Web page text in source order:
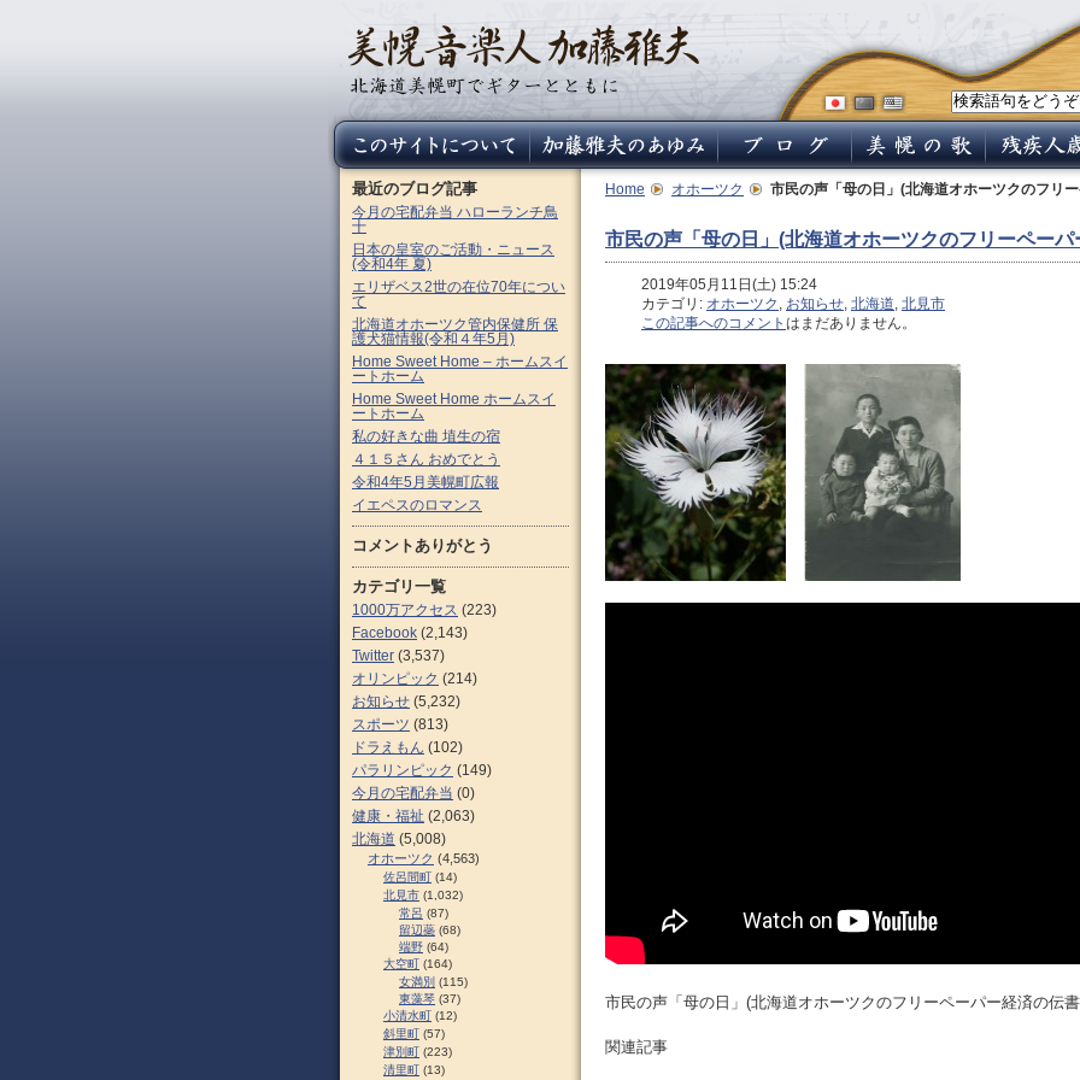
Home オホーツク 市民の声「母の日」(北海道オホーツクのフリ
市民の声「母の日」(北海道オホーツクのフリーペー
2019年05月11日(土) 15:24
カテゴリ: オホーツク , お知らせ, 北海道, 北見市
この記事へのコメント はまだありません。
市民の声「母の日」(北海道オホーツクのフリーペーパー経済の伝
関連記事
最近のブログ記事
今月の宅配弁当 ハローランチ鳥
十
日本の皇室のご活動・ニュース
(令和4年 夏)
エリザベス2世の在位70年につい
て
北海道オホーツク管内保健所 保
護犬猫情報(令和４年5月)
Home Sweet Home – ホームスイ
ートホーム
Home Sweet Home ホームスイ
ートホーム
私の好きな曲 埴生の宿
４１５さん おめでとう
令和4年5月美幌町広報
イエペスのロマンス
コメントありがとう
カテゴリ一覧
1000万アクセス (223)
Facebook (2,143)
Twitter (3,537)
オリンピック (214)
お知らせ (5,232)
スポーツ (813)
ドラえもん (102)
パラリンピック (149)
今月の宅配弁当 (0)
健康・福祉 (2,063)
北海道 (5,008)
オホーツク (4,563)
佐呂間町 (14)
北見市 (1,032)
常呂 (87)
留辺蘂 (68)
端野 (64)
大空町 (164)
女満別 (115)
東藻琴 (37)
小清水町 (12)
斜里町 (57)
津別町 (223)
清里町 (13)